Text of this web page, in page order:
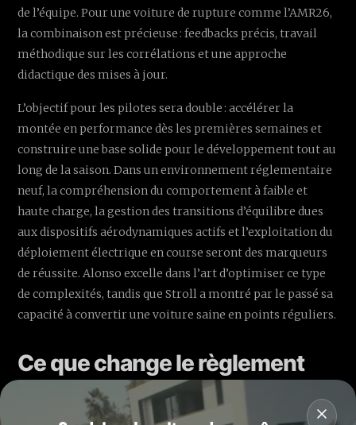
de l’équipe. Pour une voiture de rupture comme l’AMR26,
la combinaison est précieuse : feedbacks précis, travail
méthodique sur les corrélations et une approche
didactique des mises à jour.
L’objectif pour les pilotes sera double : accélérer la
montée en performance dès les premières semaines et
construire une base solide pour le développement tout au
long de la saison. Dans un environnement réglementaire
neuf, la compréhension du comportement à faible et
haute charge, la gestion des transitions d’équilibre dues
aux dispositifs aérodynamiques actifs et l’exploitation du
déploiement électrique en course seront des marqueurs
de réussite. Alonso excelle dans l’art d’optimiser ce type
de complexités, tandis que Stroll a montré par le passé sa
capacité à convertir une voiture saine en points réguliers.
Ce que change le règlement
2026 pour le design des
monoplaces 📐